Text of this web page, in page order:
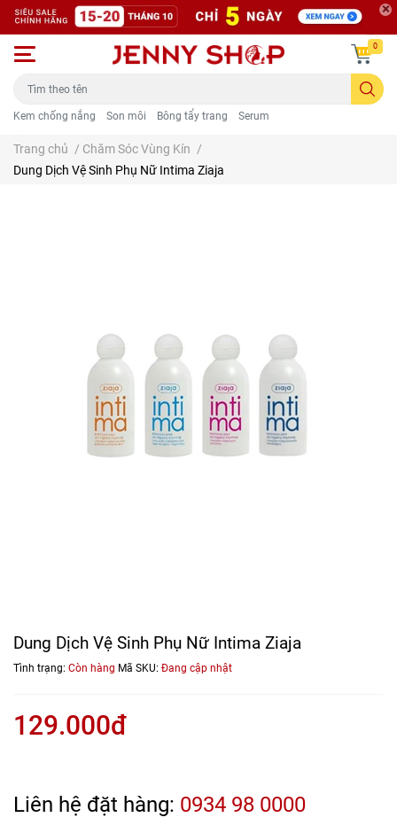
Kem chống nắng Son môi Bông tẩy trang Serum
0
Trang chủ / Chăm Sóc Vùng Kín /
Dung Dịch Vệ Sinh Phụ Nữ Intima Ziaja
Dung Dịch Vệ Sinh Phụ Nữ Intima Ziaja
Tình trạng: Còn hàng Mã SKU: Đang cập nhật
129.000đ
Liên hệ đặt hàng: 0934 98 0000